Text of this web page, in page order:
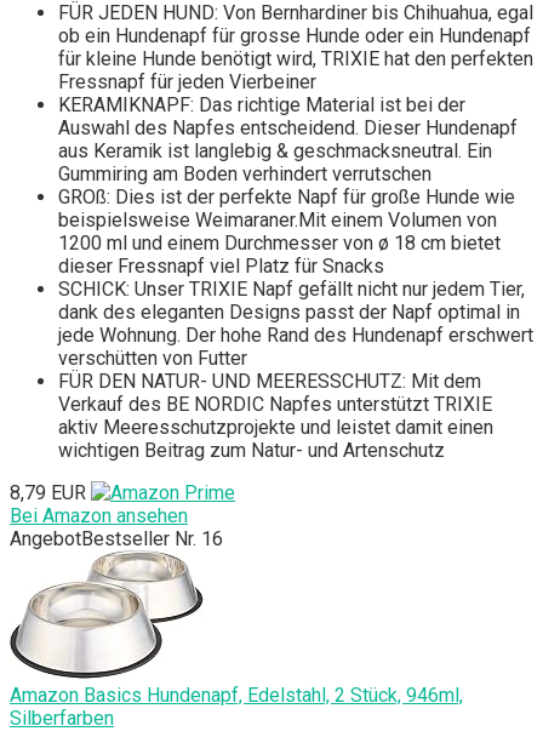
FÜR JEDEN HUND: Von Bernhardiner bis Chihuahua, egal
ob ein Hundenapf für grosse Hunde oder ein Hundenapf
für kleine Hunde benötigt wird, TRIXIE hat den perfekten
Fressnapf für jeden Vierbeiner
KERAMIKNAPF: Das richtige Material ist bei der
Auswahl des Napfes entscheidend. Dieser Hundenapf
aus Keramik ist langlebig & geschmacksneutral. Ein
Gummiring am Boden verhindert verrutschen
GROß: Dies ist der perfekte Napf für große Hunde wie
beispielsweise Weimaraner.Mit einem Volumen von
1200 ml und einem Durchmesser von ø 18 cm bietet
dieser Fressnapf viel Platz für Snacks
SCHICK: Unser TRIXIE Napf gefällt nicht nur jedem Tier,
dank des eleganten Designs passt der Napf optimal in
jede Wohnung. Der hohe Rand des Hundenapf erschwert
verschütten von Futter
FÜR DEN NATUR- UND MEERESSCHUTZ: Mit dem
Verkauf des BE NORDIC Napfes unterstützt TRIXIE
aktiv Meeresschutzprojekte und leistet damit einen
wichtigen Beitrag zum Natur- und Artenschutz
8,79 EUR
Bei Amazon ansehen
AngebotBestseller Nr. 16
Amazon Basics Hundenapf, Edelstahl, 2 Stück, 946ml,
Silberfarben